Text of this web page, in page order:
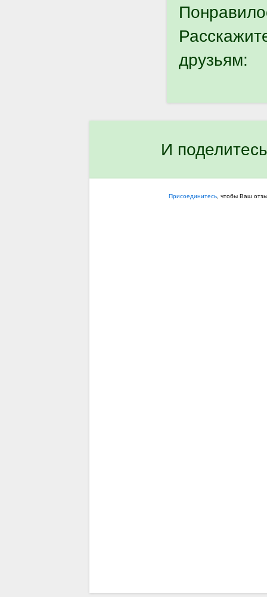
друзьям:
И
Присоединитесь , чтобы Ваш